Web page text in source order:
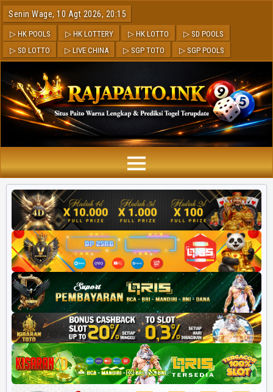
Senin Wage, 10 Agt 2026, 20:15
▷ HK POOLS ▷ HK LOTTERY ▷ HK LOTTO
▷ SD POOLS
▷ SD LOTTO
▷ LIVE CHINA ▷ SGP TOTO ▷ SGP POOLS